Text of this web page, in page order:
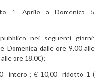
1 Aprile a Domenica 5
nei seguenti giorni:
Domenica dalle ore 9.00 alle
ore 18.00);
intero ; € 10,00 ridotto 1 (